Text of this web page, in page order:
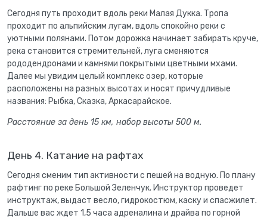
Сегодня путь проходит вдоль реки Малая Дукка. Тропа
проходит по альпийским лугам, вдоль спокойно реки с
уютными полянами. Потом дорожка начинает забирать круче,
река становится стремительней, луга сменяются
рододендронами и камнями покрытыми цветными мхами.
Далее мы увидим целый комплекс озер, которые
расположены на разных высотах и носят причудливые
названия: Рыбка, Сказка, Аркасарайское.
Расстояние за день 15 км, набор высоты 500 м.
День 4. Катание на рафтах
Сегодня сменим тип активности с пешей на водную. По плану
рафтинг по реке Большой Зеленчук. Инструктор проведет
инструктаж, выдаст весло, гидрокостюм, каску и спасжилет.
Дальше вас ждет 1,5 часа адреналина и драйва по горной